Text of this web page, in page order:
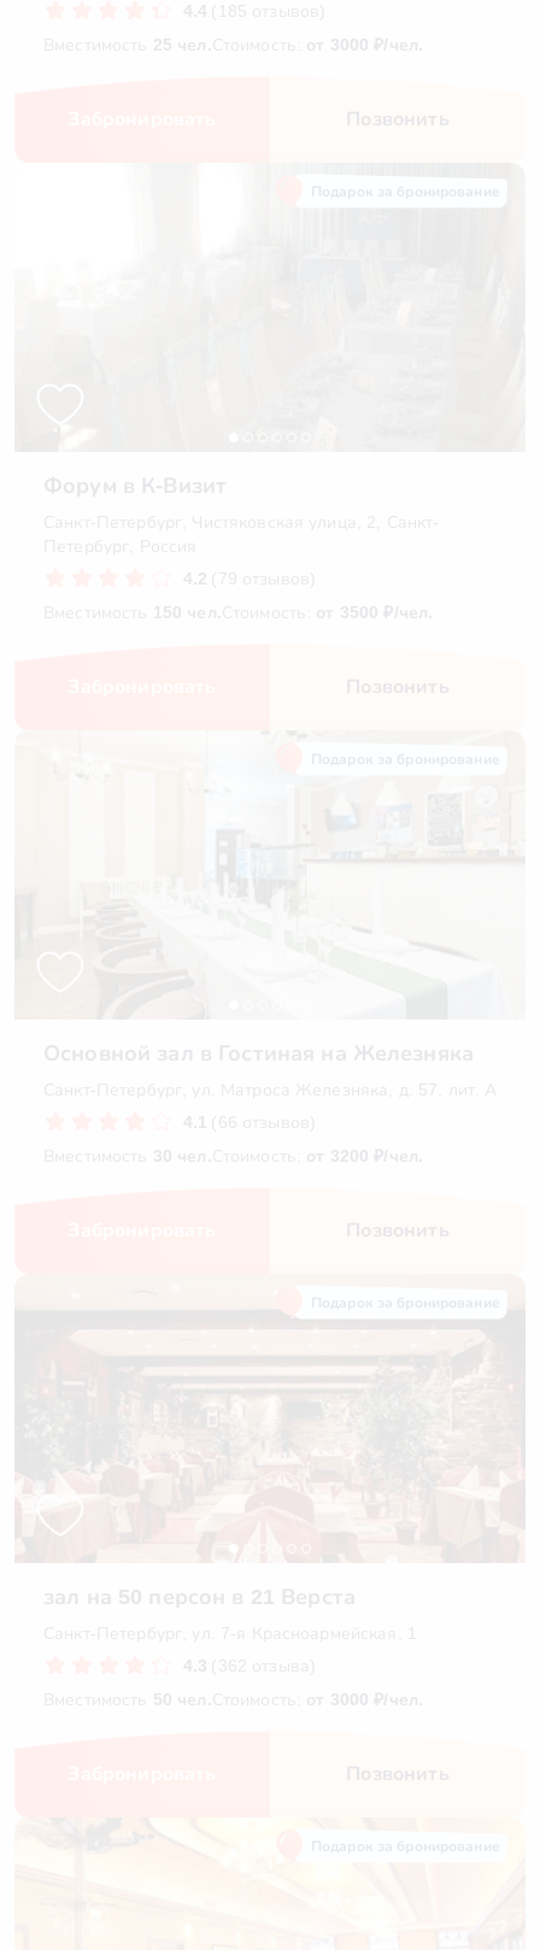
4.4 (185 отзывов)
Вместимость 25 чел.Стоимость: от 3000 ₽/чел.
Позвонить
Форум в К-Визит
Санкт-Петербург, Чистяковская улица, 2, Санкт-
Петербург, Россия
4.2 (79 отзывов)
Вместимость
150 чел.Стоимость: от 3500 ₽/чел.
Позвонить
Основной зал в Гостиная на Железняка
Санкт-Петербург, ул. Матроса Железняка, д. 57, лит. А
4.1 (66 отзывов)
Вместимость 30 чел.Стоимость: от 3200 ₽/чел.
Позвонить
зал на 50 персон в 21 Верста
Санкт-Петербург, ул. 7-я Красноармейская, 1
4.3 (362 отзыва)
Вместимость 50 чел.Стоимость: от 3000 ₽/чел.
Позвонить